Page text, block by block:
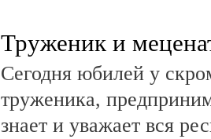
Труженик и
Сегодня юбилей у
труженика,
знает и уважает вся